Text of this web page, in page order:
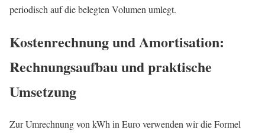
periodisch auf die belegten Volumen umlegt.
Kostenrechnung und Amortisation:
Rechnungsaufbau und praktische
Umsetzung
Zur Umrechnung von kWh in Euro verwenden wir die Formel